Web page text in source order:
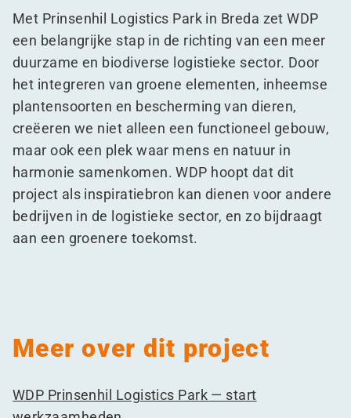
Met Prinsenhil Logistics Park in Breda zet WDP
een belangrijke stap in de richting van een meer
duurzame en biodiverse logistieke sector. Door
het integreren van groene elementen, inheemse
plantensoorten en bescherming van dieren,
creëeren we niet alleen een functioneel gebouw,
maar ook een plek waar mens en natuur in
harmonie samenkomen. WDP hoopt dat dit
project als inspiratiebron kan dienen voor andere
bedrijven in de logistieke sector, en zo bijdraagt
aan een groenere toekomst.
Meer over dit project
WDP Prinsenhil Logistics Park — start